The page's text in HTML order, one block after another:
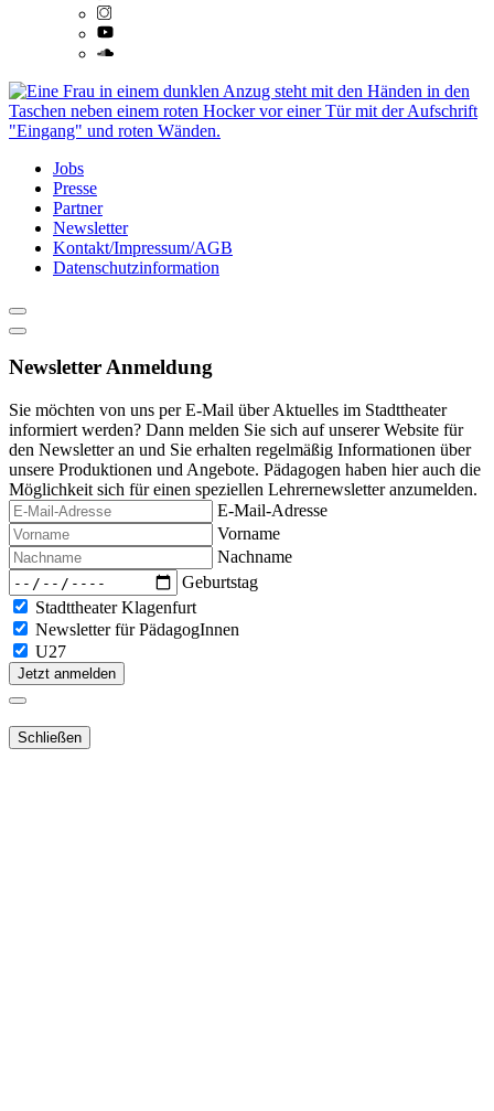
Skip
to
content
Jobs
Presse
Partner
Newsletter
Kontakt/Impressum/AGB
Datenschutzinformation
Newsletter Anmeldung
Sie möchten von uns per E-Mail über Aktuelles im Stadttheater
informiert werden? Dann melden Sie sich auf unserer Website für
den Newsletter an und Sie erhalten regelmäßig Informationen über
unsere Produktionen und Angebote. Pädagogen haben hier auch die
Möglichkeit sich für einen speziellen Lehrernewsletter anzumelden.
E-Mail-Adresse
Vorname
Nachname
Geburtstag
Stadttheater Klagenfurt
Newsletter für PädagogInnen
U27
Jetzt anmelden
Schließen